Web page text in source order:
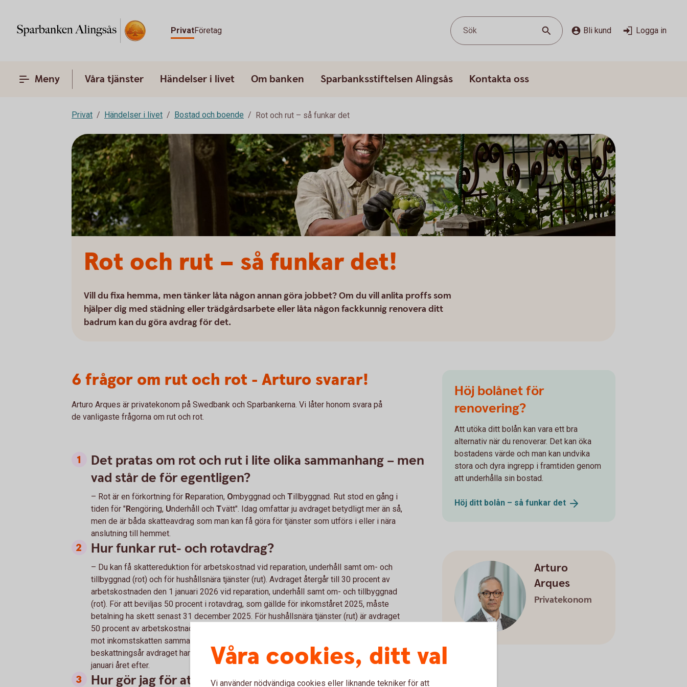
PrivatFöretag Sök Bli kund Logga in
Meny Våra tjänster Händelser i livet Om banken Sparbanksstiftelsen Alingsås Kontakta oss
Privat Händelser i livet Bostad och boende Rot och rut – så funkar det
Rot och rut – så funkar det!
Vill du fixa hemma, men tänker låta någon annan göra jobbet? Om du vill anlita proffs som
hjälper dig med städning eller trädgårdsarbete eller låta någon fackkunnig renovera ditt
badrum kan du göra avdrag för det.
6 frågor om rut och rot - Arturo svarar!
Arturo Arques är privatekonom på Swedbank och Sparbankerna. Vi låter honom svara på
de vanligaste frågorna om rut och rot.
Det pratas om rot och rut i lite olika sammanhang – men
vad står de för egentligen?
– Rot är en förkortning för Reparation, Ombyggnad och Tillbyggnad. Rut stod en gång i
tiden för "Rengöring, Underhåll och Tvätt". Idag omfattar ju avdraget betydligt mer än så,
men de är båda skatteavdrag som man kan få göra för tjänster som utförs i eller i nära
anslutning till hemmet.
Hur funkar rut- och rotavdrag?
– Du kan få skattereduktion för arbetskostnad vid reparation, underhåll samt om- och
tillbyggnad (rot) och för hushållsnära tjänster (rut). Avdraget återgår till 30 procent av
arbetskostnaden den 1 januari 2026 vid reparation, underhåll samt om- och tillbyggnad
(rot). För att beviljas 50 procent i rotavdrag, som gällde för inkomståret 2025, måste
betalning ha skett senast 31 december 2025. För hushållsnära tjänster (rut) är avdraget
50 procent av arbetskostnaden. Det arbete som utförts och betalats för under ett år dras
mot inkomstskatten samma år. Det är datumet som du betalar som styr vilket
beskattningsår avdraget hamnar på. Arbetet måste dessutom vara utfört senast 31
januari året efter.
Hur gör jag för att få avdraget?
Höj bolånet för
renovering?
Att utöka ditt bolån kan vara ett bra
alternativ när du renoverar. Det kan öka
bostadens värde och man kan undvika
stora och dyra ingrepp i framtiden genom
att underhålla sin bostad.
Höj ditt bolån – så funkar det
Arturo
Arques
Privatekonom
Våra cookies, ditt val
Vi använder nödvändiga cookies eller liknande tekniker för att